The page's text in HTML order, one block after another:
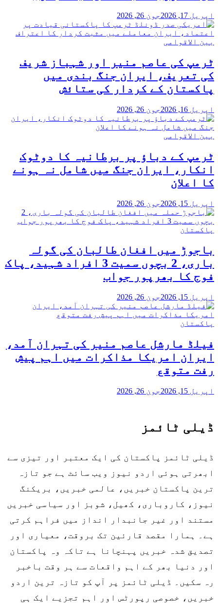
اپریل 17, 2026 جون 26, 2026
بین الاقوامی
ٹرمپ کی عاصم منیر اور شہباز شریف
کی تعریف، ایران جنگ بندی میں
پاکستان کے کردار کی ستائش
اپریل 16, 2026 جون 26, 2026
بین الاقوامی
ٹرمپ کے دباؤ پر برطانیہ کا دوٹوک
انکار، ایران جنگ میں شامل نہ ہونے
کا اعلان
اپریل 15, 2026 جون 26, 2026
پاکستان
باجوڑ میں افغان طالبان کی گولہ
باری، 2 بچوں سمیت 3 افراد شہید، پاک
فوج کا بھرپور جواب
اپریل 15, 2026 جون 26, 2026
پاکستان
فیلڈ مارشل عاصم منیر کی تہران آمد،
ایران امریکا مذاکرات میں اہم پیش
رفت متوقع
اپریل 15, 2026 جون 26, 2026
ڈیلی ٹائمز
ڈیلی ٹائمز پاکستان کی ایک معتبر اور تیزی سے
ابھرتی ہوئی اردو نیوز ویب سائٹ ہے جو تازہ
ترین پاکستان خبریں، عالمی خبریں، بریکنگ
نیوز، کاروباری، کھیل، شوبز اور سیاسی خبریں
مستند اور غیر جانبدار انداز میں فراہم کرتی
ہے۔ ہمارا مقصد قارئین تک بروقت، معیاری اور
تصدیق شدہ خبریں پہنچانا ہے تاکہ وہ پاکستان
اور دنیا بھر کے اہم واقعات سے ہر وقت باخبر
رہ سکیں۔ ڈیلی ٹائمز پر آپ کو تازہ ترین اردو
خبریں، خصوصی رپورٹس اور اہم تجزیے ایک ہی